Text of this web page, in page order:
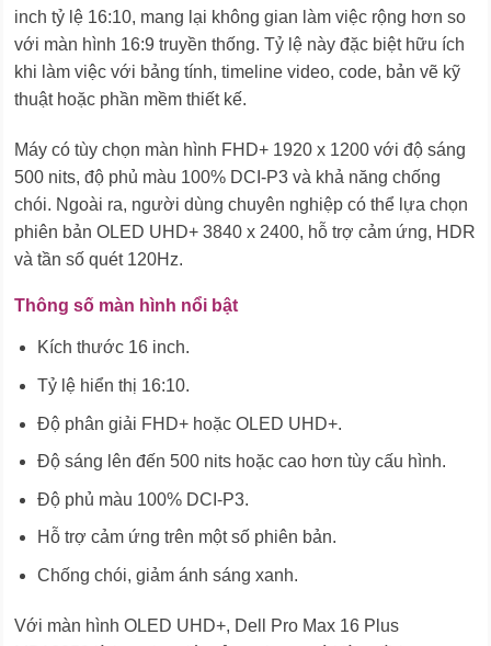
inch tỷ lệ 16:10, mang lại không gian làm việc rộng hơn so
với màn hình 16:9 truyền thống. Tỷ lệ này đặc biệt hữu ích
khi làm việc với bảng tính, timeline video, code, bản vẽ kỹ
thuật hoặc phần mềm thiết kế.
Máy có tùy chọn màn hình FHD+ 1920 x 1200 với độ sáng
500 nits, độ phủ màu 100% DCI-P3 và khả năng chống
chói. Ngoài ra, người dùng chuyên nghiệp có thể lựa chọn
phiên bản OLED UHD+ 3840 x 2400, hỗ trợ cảm ứng, HDR
và tần số quét 120Hz.
Thông số màn hình nổi bật
Kích thước 16 inch.
Tỷ lệ hiển thị 16:10.
Độ phân giải FHD+ hoặc OLED UHD+.
Độ sáng lên đến 500 nits hoặc cao hơn tùy cấu hình.
Độ phủ màu 100% DCI-P3.
Hỗ trợ cảm ứng trên một số phiên bản.
Chống chói, giảm ánh sáng xanh.
Với màn hình OLED UHD+, Dell Pro Max 16 Plus